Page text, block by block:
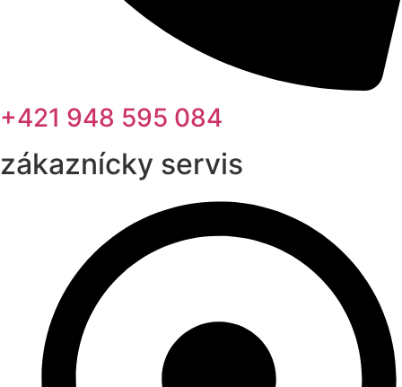
+421 948 595 084
zákaznícky servis